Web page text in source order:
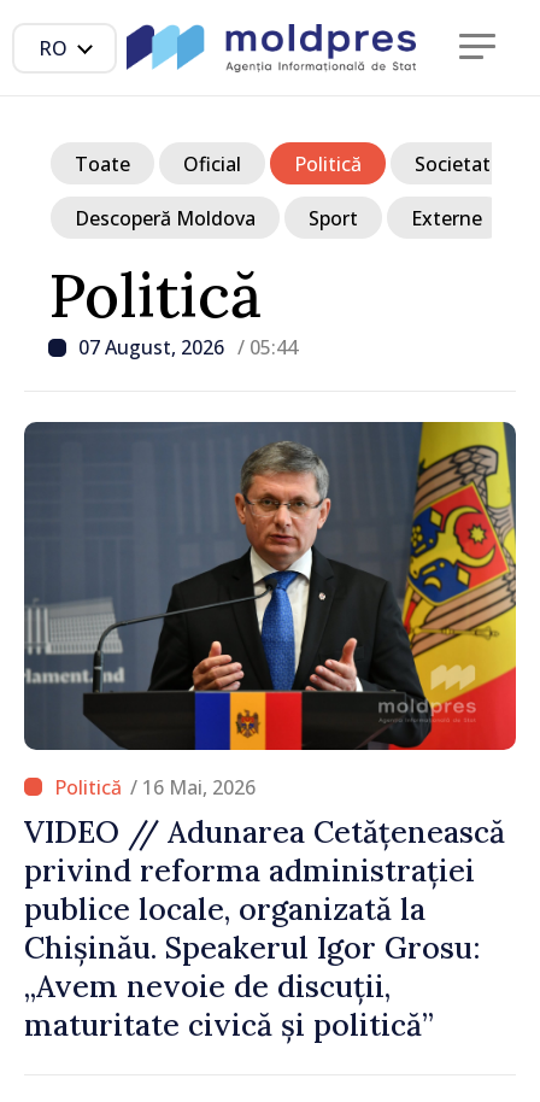
RO
Politică
07 August, 2026 / 05:44
Toate Oficial Politică Societate
Descoperă Moldova Sport Externe
/ 16 Mai, 2026
VIDEO // Adunarea Cetățenească
privind reforma administrației
publice locale, organizată la
Chișinău. Speakerul Igor Grosu:
„Avem nevoie de discuții,
maturitate civică și politică”